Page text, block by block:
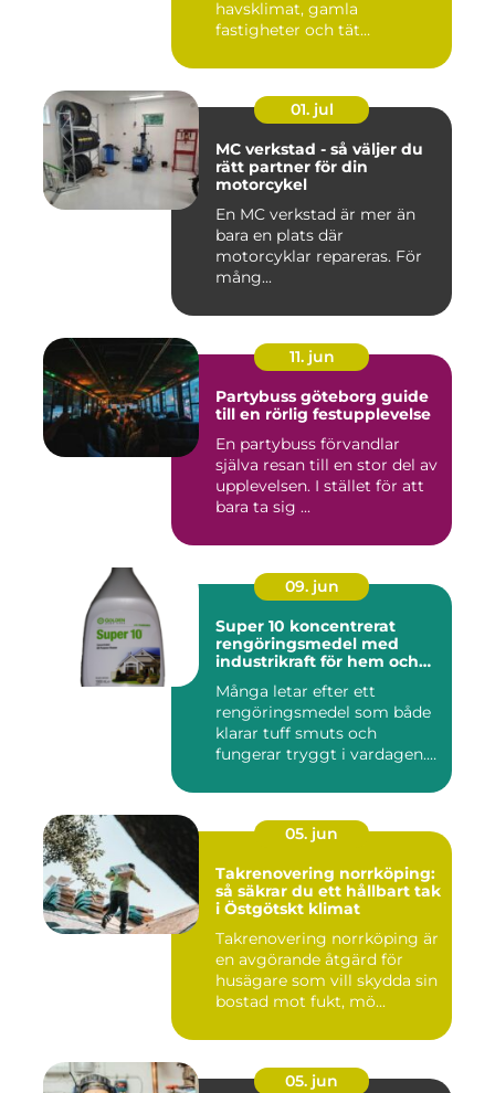
havsklimat, gamla
fastigheter och tät
01. jul
MC verkstad - så väljer du
rätt partner för din
motorcykel
En MC verkstad är mer än
bara en plats där
motorcyklar repareras. För
mång...
11. jun
Partybuss göteborg guide
till en rörlig festupplevelse
En partybuss förvandlar
själva resan till en stor del av
upplevelsen. I stället för att
bara ta sig ...
09. jun
Super 10 koncentrerat
rengöringsmedel med
industrikraft för hem och
Många letar efter ett
rengöringsmedel som både
klarar tuff smuts och
fungerar tryggt i vardagen.
05. jun
Takrenovering norrköping:
så säkrar du ett hållbart tak
i Östgötskt klimat
Takrenovering norrköping är
en avgörande åtgärd för
husägare som vill skydda sin
bostad mot fukt, mö...
05. jun